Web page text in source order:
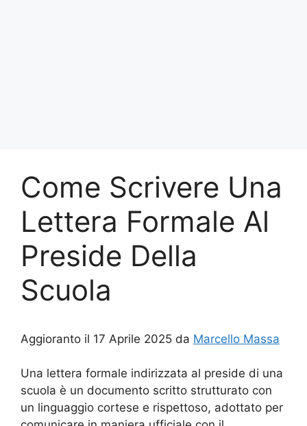
Come Scrivere Una
Lettera Formale Al
Preside Della
Scuola
Aggioranto il 17 Aprile 2025 da Marcello Massa
Una lettera formale indirizzata al preside di una
scuola è un documento scritto strutturato con
un linguaggio cortese e rispettoso, adottato per